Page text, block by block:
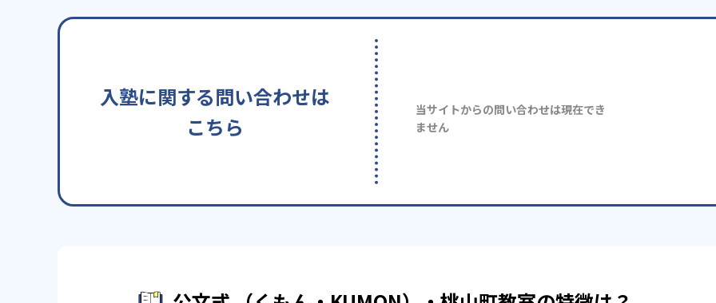
入塾に関する問い合わせは
こちら
当サイトからの問い合わせは現在でき
ません